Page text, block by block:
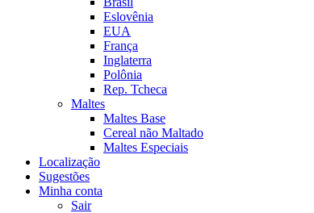
Eslovênia
EUA
França
Inglaterra
Polônia
Rep. Tcheca
Maltes
Maltes Base
Cereal não Maltado
Maltes Especiais
Localização
Sugestões
Minha conta
Sair